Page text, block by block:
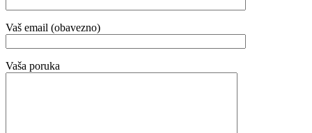
Vaš email (obavezno)
Vaša poruka